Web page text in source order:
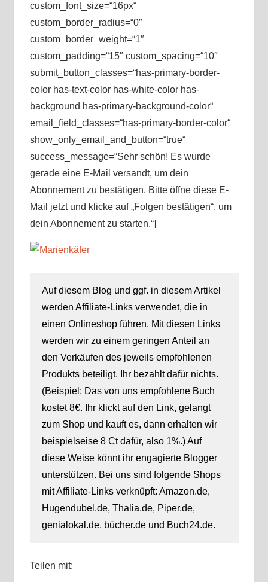
custom_font_size=“16px“
custom_border_radius=“0″
custom_border_weight=“1″
custom_padding=“15″ custom_spacing=“10″
submit_button_classes=“has-primary-border-
color has-text-color has-white-color has-
background has-primary-background-color“
email_field_classes=“has-primary-border-color“
show_only_email_and_button=“true“
success_message=“Sehr schön! Es wurde
gerade eine E-Mail versandt, um dein
Abonnement zu bestätigen. Bitte öffne diese E-
Mail jetzt und klicke auf „Folgen bestätigen“, um
dein Abonnement zu starten.“]
Auf diesem Blog und ggf. in diesem Artikel
werden Affiliate-Links verwendet, die in
einen Onlineshop führen. Mit diesen Links
werden wir zu einem geringen Anteil an
den Verkäufen des jeweils empfohlenen
Produkts beteiligt. Ihr bezahlt dafür nichts.
(Beispiel: Das von uns empfohlene Buch
kostet 8€. Ihr klickt auf den Link, gelangt
zum Shop und kauft es, dann erhalten wir
beispielseise 8 Ct dafür, also 1%.) Auf
diese Weise könnt ihr engagierte Blogger
unterstützen. Bei uns sind folgende Shops
mit Affiliate-Links verknüpft: Amazon.de,
Hugendubel.de, Thalia.de, Piper.de,
genialokal.de, bücher.de und Buch24.de.
Teilen mit: